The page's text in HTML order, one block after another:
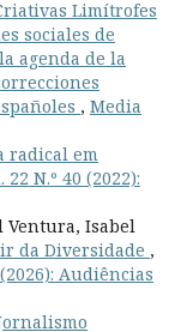
Limítrofes
sociales de
agenda de la
, Media
radical em
N.º 40 (2022):
Ventura, Isabel
da Diversidade ,
Audiências